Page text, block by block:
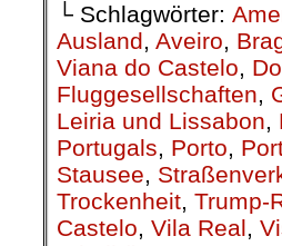
└ Schlagwörter:
Ausland, Aveiro,
Viana do Castelo,
Fluggesellschaften,
Leiria und Lissabon,
Portugals, Porto,
Stausee,
Trockenheit, Trump-
Castelo, Vila Real,